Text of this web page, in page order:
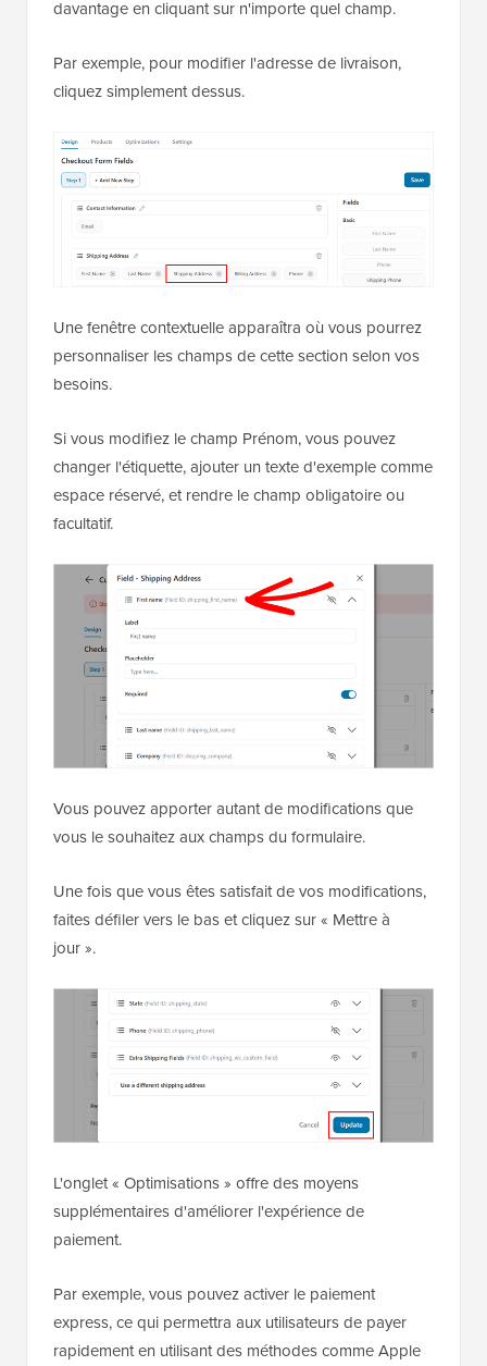
davantage en cliquant sur n'importe quel champ.
Par exemple, pour modifier l'adresse de livraison,
cliquez simplement dessus.
Une fenêtre contextuelle apparaîtra où vous pourrez
personnaliser les champs de cette section selon vos
besoins.
Si vous modifiez le champ Prénom, vous pouvez
changer l'étiquette, ajouter un texte d'exemple comme
espace réservé, et rendre le champ obligatoire ou
facultatif.
Vous pouvez apporter autant de modifications que
vous le souhaitez aux champs du formulaire.
Une fois que vous êtes satisfait de vos modifications,
faites défiler vers le bas et cliquez sur « Mettre à
jour ».
L'onglet « Optimisations » offre des moyens
supplémentaires d'améliorer l'expérience de
paiement.
Par exemple, vous pouvez activer le paiement
express, ce qui permettra aux utilisateurs de payer
rapidement en utilisant des méthodes comme Apple